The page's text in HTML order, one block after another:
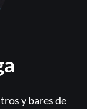
y bares de